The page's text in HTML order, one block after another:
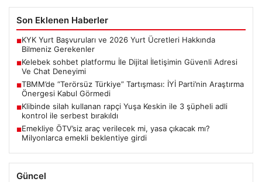
Son Eklenen Haberler
■KYK Yurt Başvuruları ve 2026 Yurt Ücretleri Hakkında
Bilmeniz Gerekenler
■Kelebek sohbet platformu İle Dijital İletişimin Güvenli Adresi
Ve Chat Deneyimi
■TBMM’de “Terörsüz Türkiye” Tartışması: İYİ Parti’nin Araştırma
Önergesi Kabul Görmedi
■Klibinde silah kullanan rapçi Yuşa Keskin ile 3 şüpheli adli
kontrol ile serbest bırakıldı
■Emekliye ÖTV’siz araç verilecek mi, yasa çıkacak mı?
Milyonlarca emekli beklentiye girdi
Güncel